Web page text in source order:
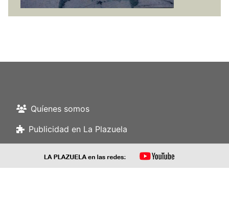
Quíenes somos
Publicidad en La Plazuela